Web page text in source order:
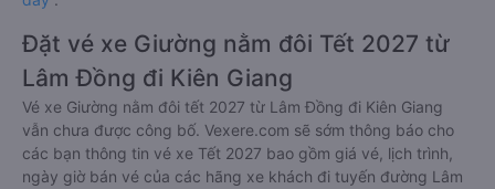
Đặt vé xe Giường nằm đôi Tết 2027 từ
Lâm Đồng đi Kiên Giang
Vé xe Giường nằm đôi tết 2027 từ Lâm Đồng đi Kiên Giang
vẫn chưa được công bố. Vexere.com sẽ sớm thông báo cho
các bạn thông tin vé xe Tết 2027 bao gồm giá vé, lịch trình,
ngày giờ bán vé của các hãng xe khách đi tuyến đường Lâm